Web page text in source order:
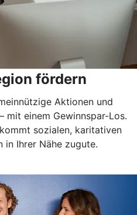
fördern
Aktionen und
mit einem Gewinnspar-Los.
sozialen, karitativen
in Ihrer Nähe zugute.